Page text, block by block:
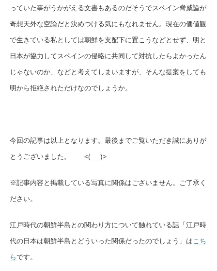
っていた事がうかがえる文書もあるのだそうでスペイン脅威論が
奇想天外な空論だと決めつける気にもなれません。現在の価値観
で生きている私としては朝鮮を支配下に置こうなどとせず、明と
日本が協力してスペインの侵略に共同して対抗したらよかったん
じゃないのか、などと考えてしまいますが、そんな提案をしても
明から拒絶されただけなのでしょうか。
今回の記事は以上となります。最後までご覧いただき誠にありが
とうございました。 <(_ _)>
※記事内容と掲載している写真に関係はございません。ご了承く
ださい。
江戸時代の朝鮮半島との関わり方について触れている話「江戸時
代の日本は朝鮮半島とどういった関係だったのでしょう」はこち
らです。